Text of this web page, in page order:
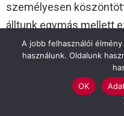
személyesen
álltunk egymás mellett
eseményeken.
vezetőimmel a
osztályvezetőkkel is
legjobban
A jobb felhasználói
használunk. Oldalunk
OK